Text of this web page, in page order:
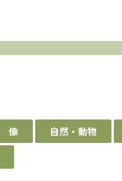
像 自然・動物